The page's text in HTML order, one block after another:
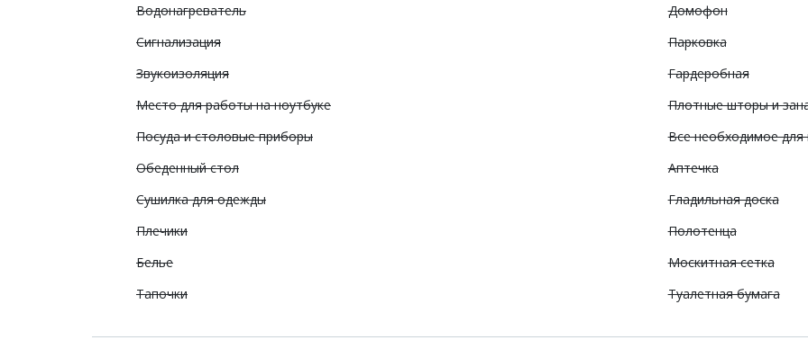
Водонагреватель
Домофон
Сигнализация
Парковка
Звукоизоляция
Гардеробная
Место для работы на ноутбуке
Плотные шторы и
Посуда и столовые приборы
Все необходимое для
Обеденный стол
Аптечка
Сушилка для одежды
Гладильная доска
Плечики
Полотенца
Белье
Москитная сетка
Тапочки
Туалетная бумага